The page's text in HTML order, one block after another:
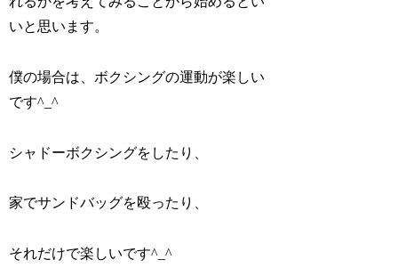
いと思います。
僕の場合は、ボクシングの運動が楽しい
です^_^
シャドーボクシングをしたり、
家でサンドバッグを殴ったり、
それだけで楽しいです^_^